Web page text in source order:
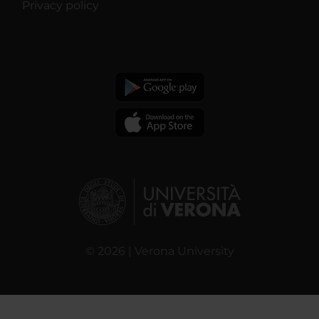
Privacy policy
© 2026 | Verona University